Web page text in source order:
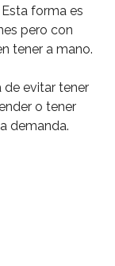
forma es
pero con
tener a mano.
de evitar tener
o tener
demanda.